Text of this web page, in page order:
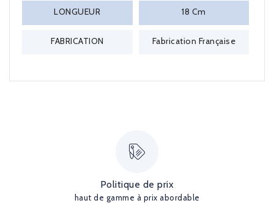
LONGUEUR 18 Cm
FABRICATION Fabrication Française
Politique de prix
haut de gamme à prix abordable